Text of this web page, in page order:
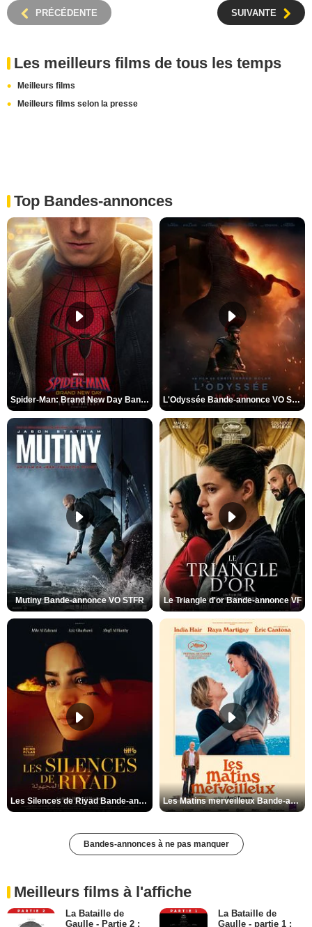
PRÉCÉDENTE SUIVANTE
Les meilleurs films de tous les temps
Meilleurs films
Meilleurs films selon la presse
Top Bandes-annonces
Spider-Man: Brand New Day Bande-annonce VO STFR L'Odyssée Bande-annonce VO STFR
Mutiny Bande-annonce VO STFR Le Triangle d'or Bande-annonce VF
Les Silences de Riyad Bande-annonce VO STFR Les Matins merveilleux Bande-annonce VF
Bandes-annonces à ne pas manquer
Meilleurs films à l'affiche
La Bataille de
Gaulle - Partie 2 :
La Bataille de
Gaulle - partie 1 :